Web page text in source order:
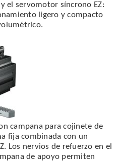
el servomotor síncrono EZ:
ligero y compacto
campana para cojinete de
fija combinada con un
Los nervios de refuerzo en el
de apoyo permiten